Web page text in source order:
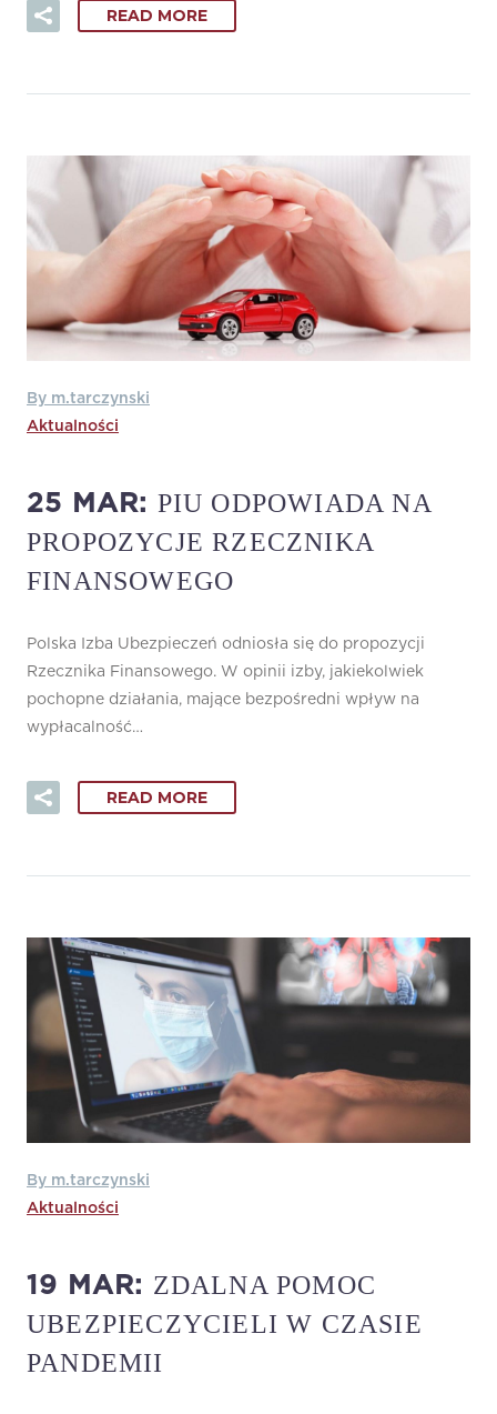
READ MORE
By m.tarczynski
Aktualności
25 MAR: PIU ODPOWIADA NA
PROPOZYCJE RZECZNIKA
FINANSOWEGO
Polska Izba Ubezpieczeń odniosła się do propozycji
Rzecznika Finansowego. W opinii izby, jakiekolwiek
pochopne działania, mające bezpośredni wpływ na
wypłacalność…
READ MORE
By m.tarczynski
Aktualności
19 MAR: ZDALNA POMOC
UBEZPIECZYCIELI W CZASIE
PANDEMII